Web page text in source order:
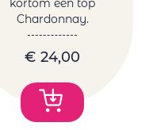
kortom een top
Chardonnay.
€ 24,00